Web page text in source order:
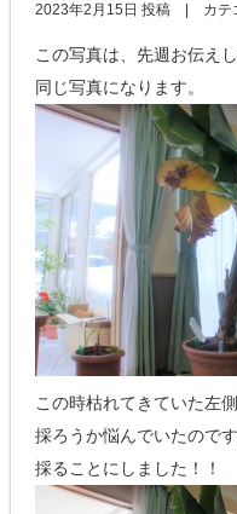
2023年2月15日 投稿 | カテ
この写真は、先週お伝え
同じ写真になります。
この時枯れてきていた左
採ろうか悩んでいたので
採ることにしました！！